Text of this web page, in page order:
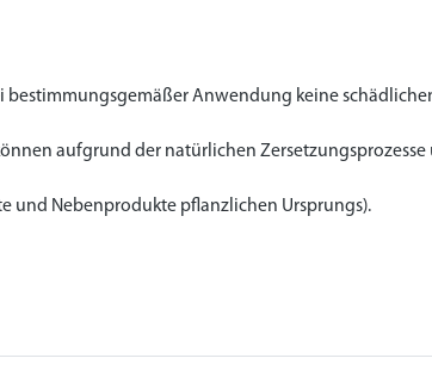
Anwendung keine
aufgrund der natürlichen
und Nebenprodukte pflanzlichen Ursprungs).